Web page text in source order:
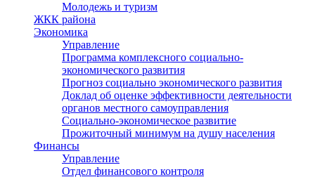
Молодежь и туризм
ЖКК района
Экономика
Управление
Программа комплексного социально-
экономического развития
Прогноз социально экономического развития
Доклад об оценке эффективности деятельности
органов местного самоуправления
Социально-экономическое развитие
Прожиточный минимум на душу населения
Финансы
Управление
Отдел финансового контроля